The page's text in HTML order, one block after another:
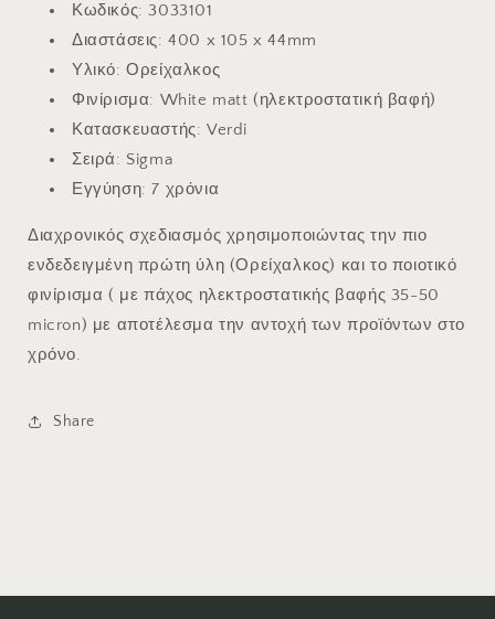
Κωδικός: 3033101
Διαστάσεις: 400 x 105 x 44mm
Υλικό: Ορείχαλκος
Φινίρισμα: White matt (ηλεκτροστατική βαφή)
Κατασκευαστής: Verdi
Σειρά: Sigma
Εγγύηση: 7 χρόνια
Διαχρονικός σχεδιασμός χρησιμοποιώντας την πιο
ενδεδειγμένη πρώτη ύλη (Ορείχαλκος) και το ποιοτικό
φινίρισμα ( με πάχος ηλεκτροστατικής βαφής 35-50
micron) με αποτέλεσμα την αντοχή των προϊόντων στο
χρόνο.
Share